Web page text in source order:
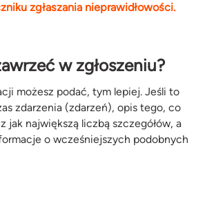
zgłaszania nieprawidłowości.
w zgłoszeniu?
możesz podać, tym lepiej. Jeśli to
zdarzenia (zdarzeń), opis tego, co
jak największą liczbą szczegółów, a
o wcześniejszych podobnych